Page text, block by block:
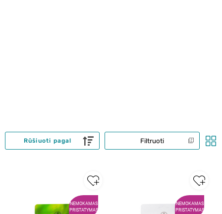
Filtruoti
Rūšiuoti pagal
NEMOKAMAS
PRISTATYMAS
NEMOKAMAS
PRISTATYMAS